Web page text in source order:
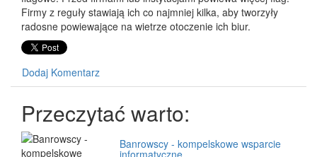
Firmy z reguły stawiają ich co najmniej kilka, aby tworzyły
radosne powiewające na wietrze otoczenie ich biur.
Dodaj Komentarz
Przeczytać warto:
Banrowscy - kompelskowe wsparcie